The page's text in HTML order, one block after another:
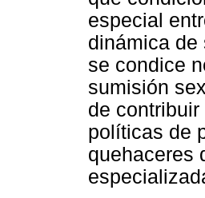
especial
dinámica de
se condice
sumisión
de
políticas de
quehaceres